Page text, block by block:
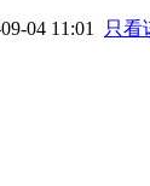
04 11:01
只看